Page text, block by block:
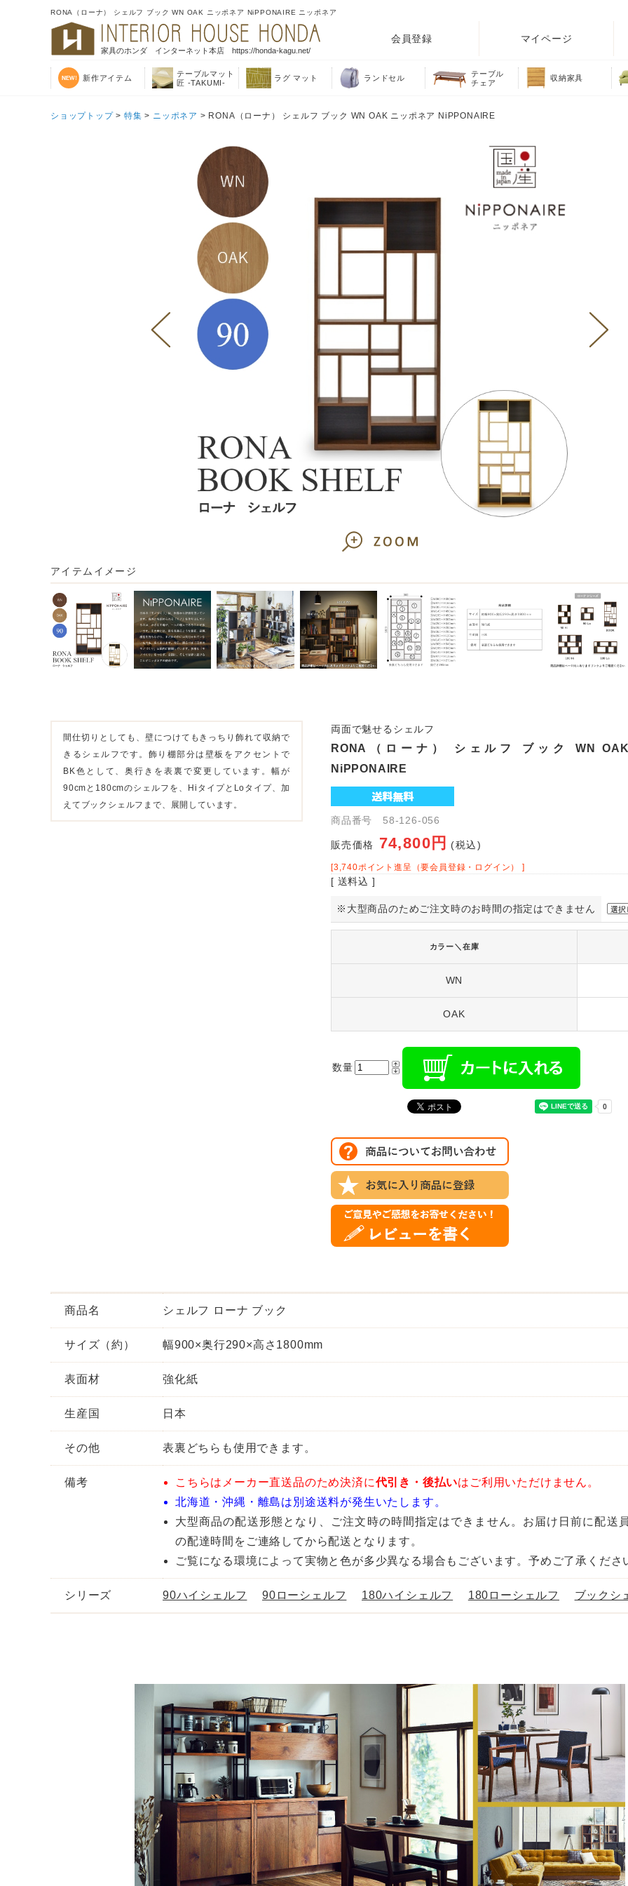
RONA（ローナ） シェルフ ブック WN OAK ニッポネア NiPPONAIRE ニッポネア
家具のホンダ インターネット本店 https://honda-kagu.net/
会員登録 マイページ
新作アイテム
テーブルマット
匠 -TAKUMI-
ラグ マット ランドセル
テーブル
チェア
収納家具
ショップトップ> 特集 > ニッポネア > RONA（ローナ） シェルフ ブック WN OAK ニッポネア NiPPONAIRE
アイテムイメージ
間仕切りとしても、壁につけてもきっちり飾れて収納で
きるシェルフです。飾り棚部分は壁板をアクセントで
BK色として、奥行きを表裏で変更しています。幅が
90cmと180cmのシェルフを、HiタイプとLoタイプ、加
えてブックシェルフまで、展開しています。
両面で魅せるシェルフ
RONA（ローナ） シェルフ ブック WN
NiPPONAIRE
商品番号 58-126-056
販売価格 74,800円 (税込)
[3,740ポイント進呈（要会員登録・ログイン） ]
[ 送料込 ]
※大型商品のためご注文時のお時間の指定はできません
カラー＼在庫
WN
OAK
数量
商品名 シェルフ ローナ ブック
サイズ（約） 幅900×奥行290×高さ1800mm
表面材 強化紙
生産国 日本
その他 表裏どちらも使用できます。
備考 こちらはメーカー直送品のため決済に代引き・後払いはご利用いただけません。
北海道・沖縄・離島は別途送料が発生いたします。
大型商品の配送形態となり、ご注文時の時間指定はできません。お届け日前に配送
の配達時間をご連絡してから配送となります。
ご覧になる環境によって実物と色が多少異なる場合もございます。予めご了承くださ
シリーズ 90ハイシェルフ 90ローシェルフ 180ハイシェルフ 180ローシェルフ ブックシ